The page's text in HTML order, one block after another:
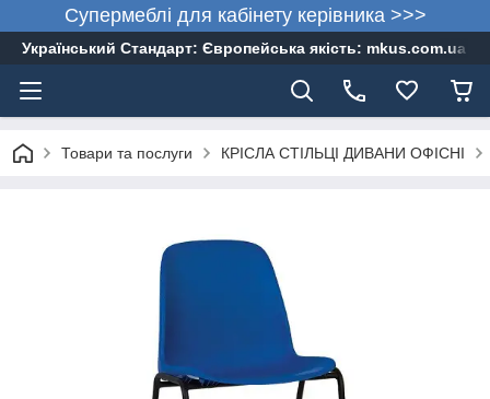
Супермеблі для кабінету керівника >>>
Український Стандарт: Європейська якість: mkus.com.ua
Товари та послуги КРІСЛА СТІЛЬЦІ ДИВАНИ ОФІСНІ